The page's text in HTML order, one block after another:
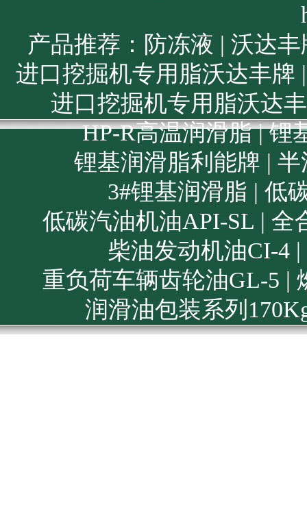
产品推荐： 防冻液 | 沃达丰
进口挖掘机专用脂沃达丰牌
进口挖掘机专用脂沃达
HP-R高温润滑脂|锂
锂基润滑脂利能牌 | 半
3#锂基润滑脂 | 低
低碳汽油机油API-SL | 全
柴油发动机油CI-4 |
重负荷车辆齿轮油GL-5 |
润滑油包装系列